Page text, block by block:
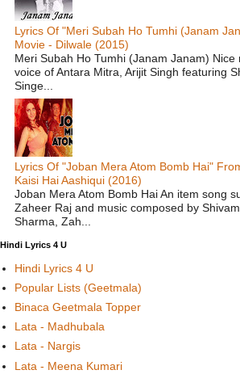
Lyrics Of "Meri Subah Ho Tumhi (Janam
Movie - Dilwale (2015)
Meri Subah Ho Tumhi (Janam Janam)
voice of Antara Mitra, Arijit Singh featuring
Singe...
Lyrics Of "Joban Mera Atom Bomb Hai"
Kaisi Hai Aashiqui (2016)
Joban Mera Atom Bomb Hai An item song
Zaheer Raj and music composed by
Sharma, Zah...
Hindi Lyrics 4 U
Hindi Lyrics 4 U
Popular Lists (Geetmala)
Binaca Geetmala Topper
Lata - Madhubala
Lata - Nargis
Lata - Meena Kumari